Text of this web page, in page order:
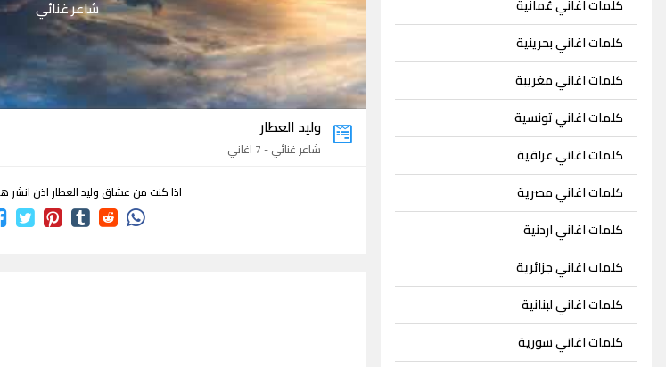
كلمات اغاني عُمانية
كلمات اغاني بحرينية
كلمات اغاني مغريبة
كلمات اغاني تونسية
كلمات اغاني عراقية
كلمات اغاني مصرية
كلمات اغاني اردنية
كلمات اغاني جزائرية
كلمات اغاني لبنانية
كلمات اغاني سورية
شاعر غنائي
وليد العطار
شاعر غنائي - 7 اغاني
اذا كنت من عشاق وليد العطار اذن انشر